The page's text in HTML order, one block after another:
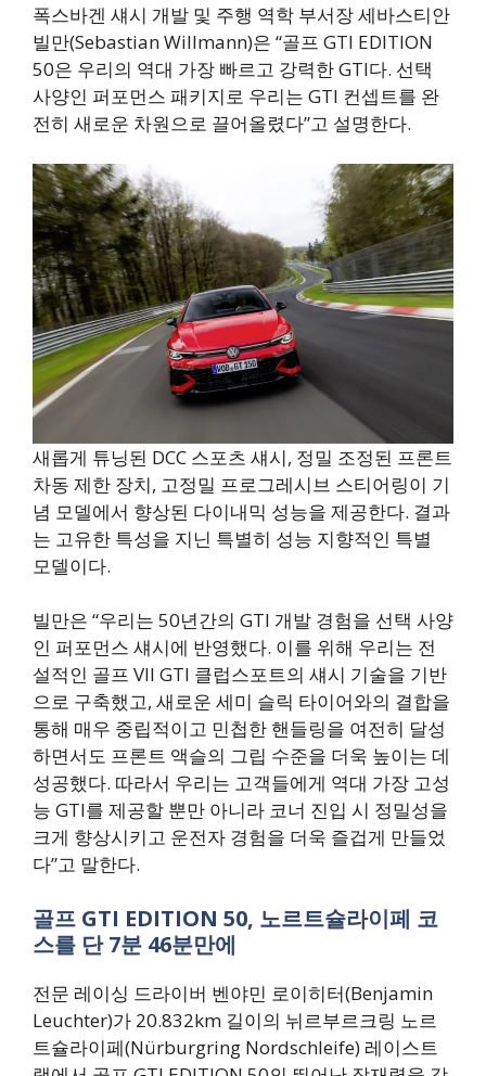
폭스바겐 섀시 개발 및 주행 역학 부서장 세바스티안
빌만(Sebastian Willmann)은 “골프 GTI EDITION
50은 우리의 역대 가장 빠르고 강력한 GTI다. 선택
사양인 퍼포먼스 패키지로 우리는 GTI 컨셉트를 완
전히 새로운 차원으로 끌어올렸다”고 설명한다.
새롭게 튜닝된 DCC 스포츠 섀시, 정밀 조정된 프론트
차동 제한 장치, 고정밀 프로그레시브 스티어링이 기
념 모델에서 향상된 다이내믹 성능을 제공한다. 결과
는 고유한 특성을 지닌 특별히 성능 지향적인 특별
모델이다.
빌만은 “우리는 50년간의 GTI 개발 경험을 선택 사양
인 퍼포먼스 섀시에 반영했다. 이를 위해 우리는 전
설적인 골프 VII GTI 클럽스포트의 섀시 기술을 기반
으로 구축했고, 새로운 세미 슬릭 타이어와의 결합을
통해 매우 중립적이고 민첩한 핸들링을 여전히 달성
하면서도 프론트 액슬의 그립 수준을 더욱 높이는 데
성공했다. 따라서 우리는 고객들에게 역대 가장 고성
능 GTI를 제공할 뿐만 아니라 코너 진입 시 정밀성을
크게 향상시키고 운전자 경험을 더욱 즐겁게 만들었
다”고 말한다.
골프 GTI EDITION 50, 노르트슐라이페 코
스를 단 7분 46분만에
전문 레이싱 드라이버 벤야민 로이히터(Benjamin
Leuchter)가 20.832km 길이의 뉘르부르크링 노르
트슐라이페(Nürburgring Nordschleife) 레이스트